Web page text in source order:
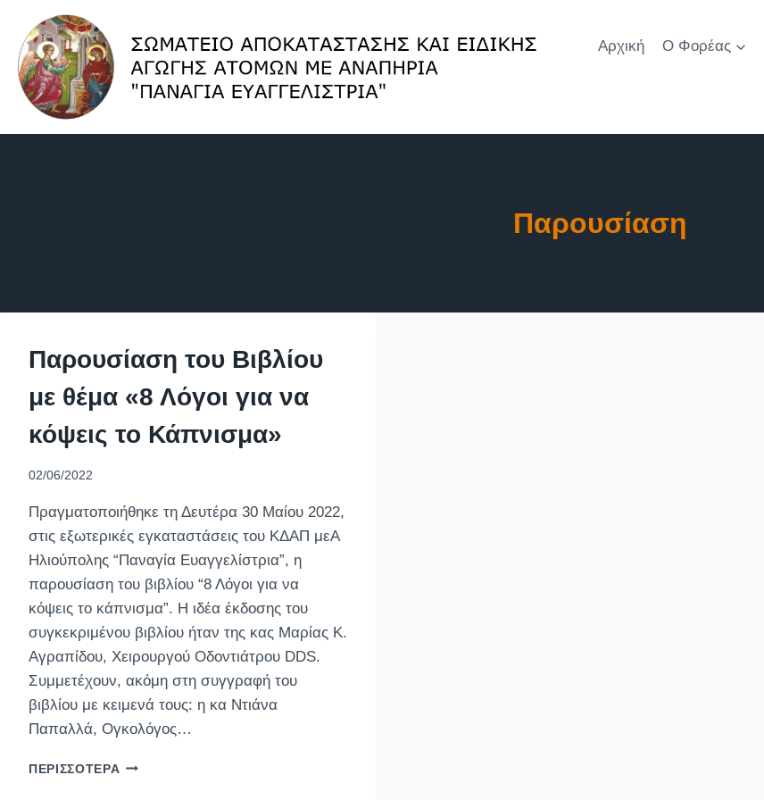
content
Αρχική Ο Φορέας
Παρουσίαση
Παρουσίαση του Βιβλίου
με θέμα «8 Λόγοι για να
κόψεις το Κάπνισμα»
02/06/2022
Πραγματοποιήθηκε τη Δευτέρα 30 Μαίου 2022,
στις εξωτερικές εγκαταστάσεις του ΚΔΑΠ μεΑ
Ηλιούπολης “Παναγία Ευαγγελίστρια”, η
παρουσίαση του βιβλίου “8 Λόγοι για να
κόψεις το κάπνισμα”. Η ιδέα έκδοσης του
συγκεκριμένου βιβλίου ήταν της κας Μαρίας Κ.
Αγραπίδου, Χειρουργού Οδοντιάτρου DDS.
Συμμετέχουν, ακόμη στη συγγραφή του
βιβλίου με κειμενά τους: η κα Ντιάνα
Παπαλλά, Ογκολόγος…
ΠΕΡΙΣΣΌΤΕΡΑ ΠΑΡΟΥΣΊΑΣΗ